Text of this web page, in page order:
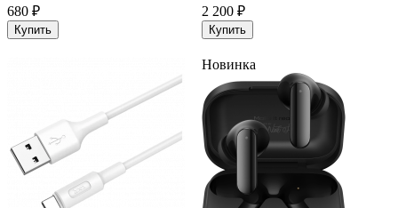
680 ₽
Купить
2 200 ₽
Купить
Новинка